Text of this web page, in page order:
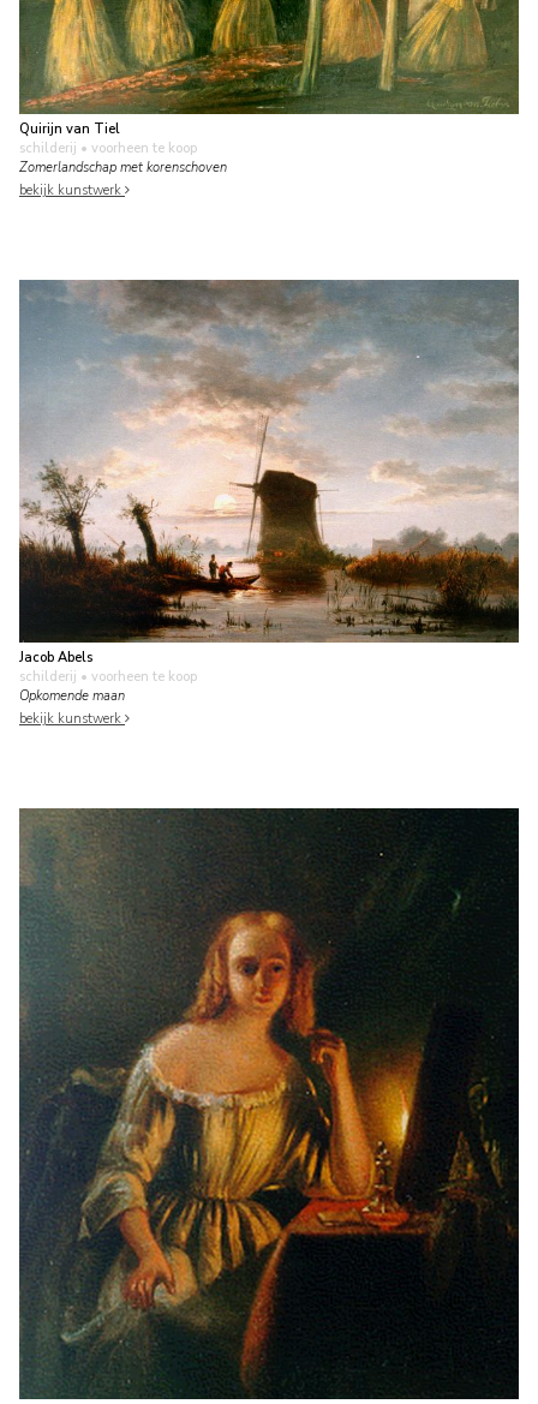
Quirijn van Tiel
schilderij • voorheen te koop
Zomerlandschap met korenschoven
bekijk kunstwerk
Jacob Abels
schilderij • voorheen te koop
Opkomende maan
bekijk kunstwerk